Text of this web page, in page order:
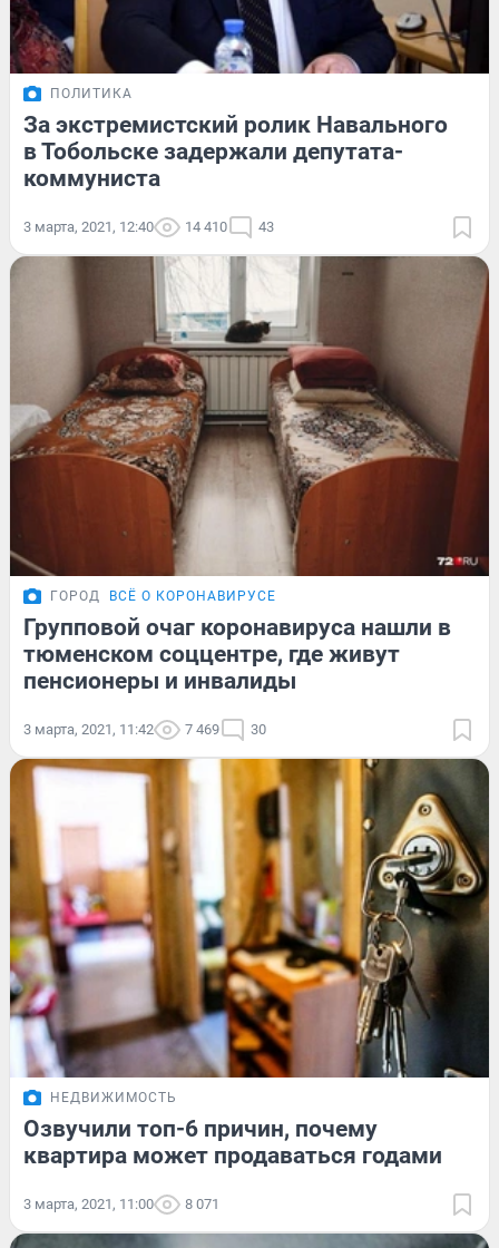
ПОЛИТИКА
За экстремистский ролик Навального
в Тобольске задержали депутата-
коммуниста
3 марта, 2021, 12:40 14 410 43
ГОРОД ВСЁ О КОРОНАВИРУСЕ
Групповой очаг коронавируса нашли в
тюменском соццентре, где живут
пенсионеры и инвалиды
3 марта, 2021, 11:42 7 469 30
НЕДВИЖИМОСТЬ
Озвучили топ-6 причин, почему
квартира может продаваться годами
3 марта, 2021, 11:00 8 071